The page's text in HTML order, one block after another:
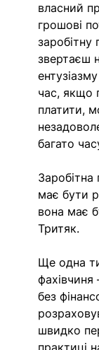
власний
грошові
заробітну
звертаєш
час, якщо
платити,
багато
Заробітна
має бути
вона має
Тритяк.
Ще одна
без
швидко